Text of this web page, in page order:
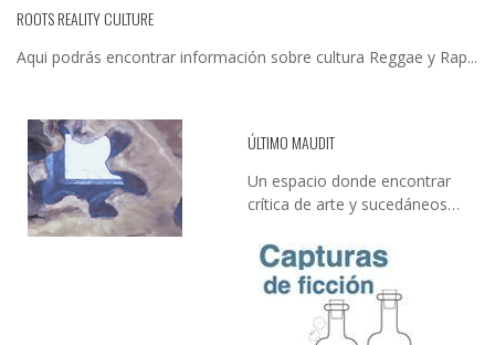
ROOTS REALITY CULTURE
Aqui podrás encontrar información sobre cultura Reggae y Rap...
ÚLTIMO MAUDIT
Un espacio donde encontrar
crítica de arte y sucedáneos…